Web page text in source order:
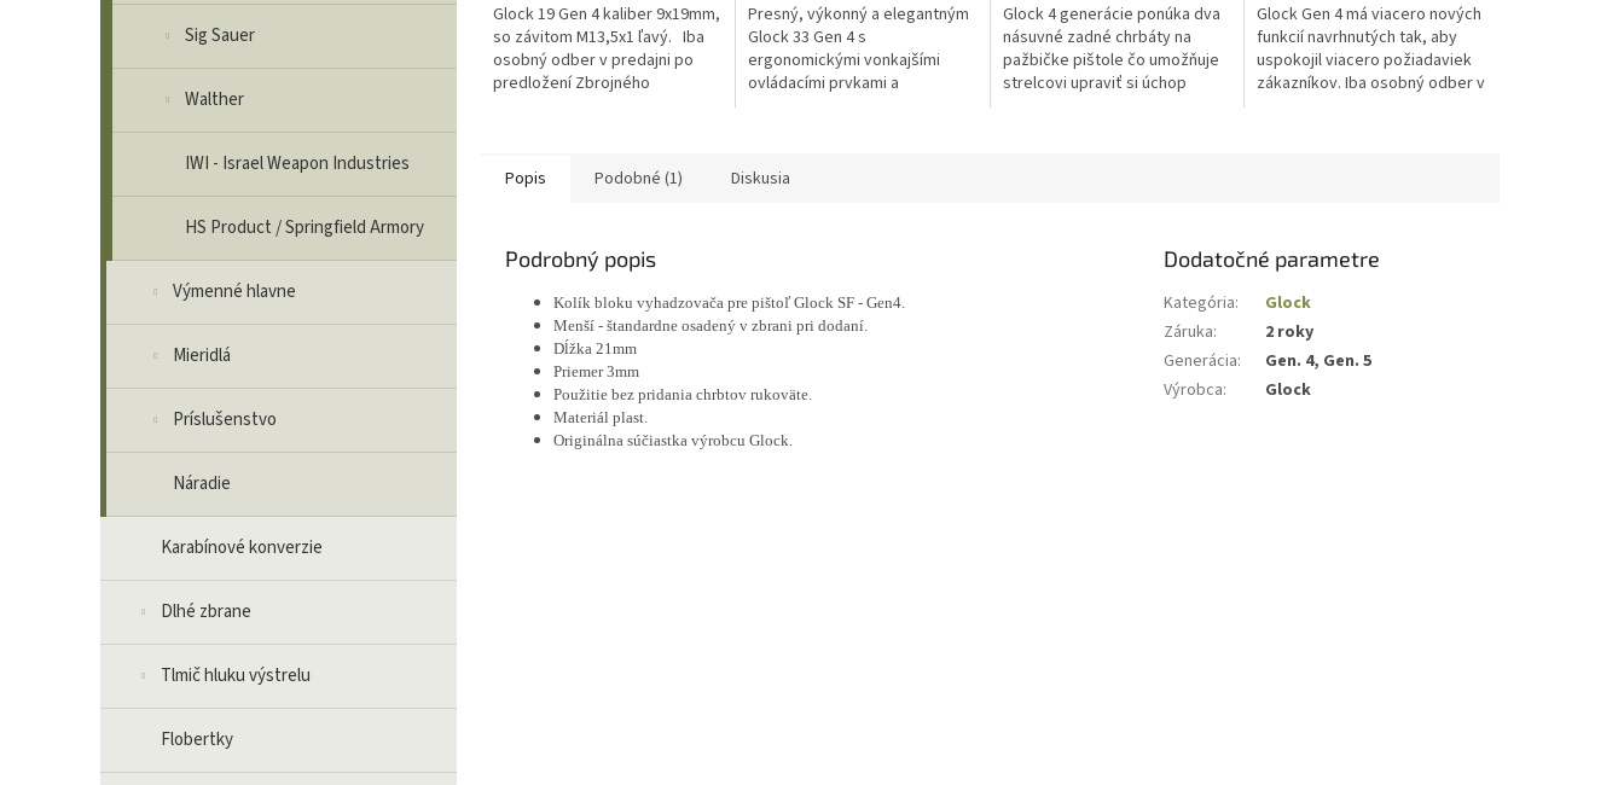
Sig Sauer
Walther
IWI - Israel Weapon Industries
HS Product / Springfield Armory
Výmenné hlavne
Mieridlá
Príslušenstvo
Náradie
Karabínové konverzie
Dlhé zbrane
Tlmič hluku výstrelu
Flobertky
Glock 19 Gen 4 kaliber 9x19mm,
so závitom M13,5x1 ľavý. Iba
osobný odber v predajni po
predložení Zbrojného
Presný, výkonný a elegantným
Glock 33 Gen 4 s
ergonomickými vonkajšími
ovládacími prvkami a
Glock 4 generácie ponúka dva
násuvné zadné chrbáty na
pažbičke pištole čo umožňuje
strelcovi upraviť si úchop
Glock Gen 4 má viacero nových
funkcií navrhnutých tak, aby
uspokojil viacero požiadaviek
zákazníkov. Iba osobný odber v
Popis Podobné (1) Diskusia
Podrobný popis
Kolík bloku vyhadzovača pre pištoľ Glock SF - Gen4.
Menší - štandardne osadený v zbrani pri dodaní.
Dĺžka 21mm
Priemer 3mm
Použitie bez pridania chrbtov rukoväte.
Materiál plast.
Originálna súčiastka výrobcu Glock.
Dodatočné parametre
Kategória:
Glock
Záruka:
2 roky
Generácia:
Gen. 4, Gen. 5
Výrobca: Glock